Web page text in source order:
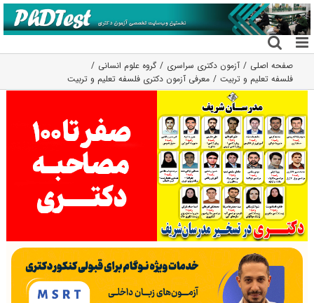
رفتن
به
محتوا
صفحه اصلی آزمون دکتری سراسری
گروه علوم انسانی
فلسفه تعلیم و تربیت
معرفی آزمون دکتری فلسفه تعلیم و تربیت